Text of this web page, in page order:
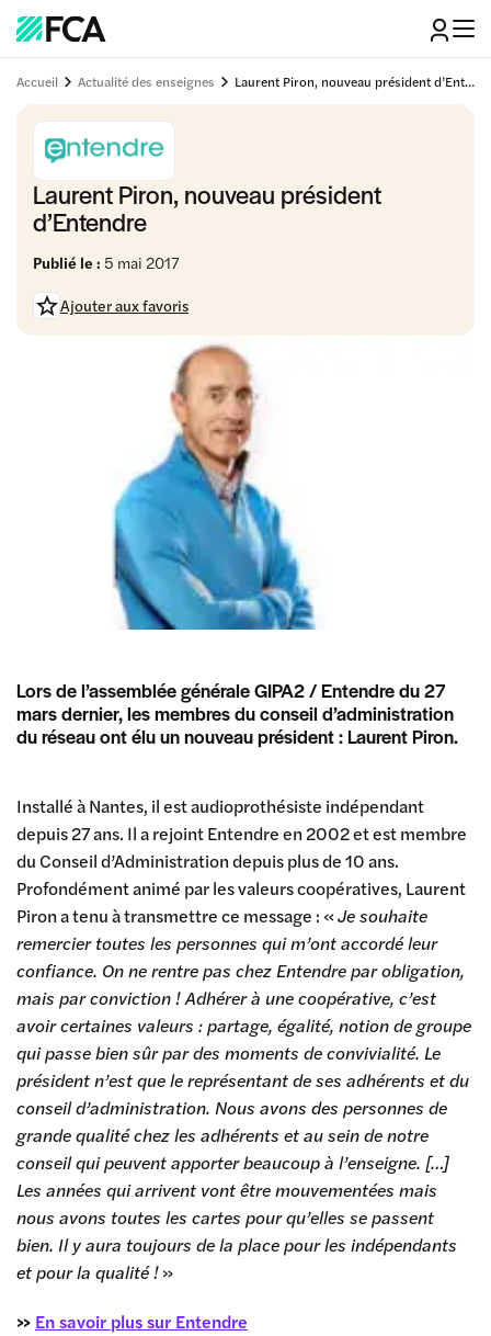
Accueil Actualité des enseignes Laurent Piron, nouveau président d’Entendre
Laurent Piron, nouveau président
d’Entendre
Publié le : 5 mai 2017
Ajouter aux favoris
Lors de l’assemblée générale GIPA2 / Entendre du 27
mars dernier, les membres du conseil d’administration
du réseau ont élu un nouveau président : Laurent Piron.
Installé à Nantes, il est audioprothésiste indépendant
depuis 27 ans. Il a rejoint Entendre en 2002 et est membre
du Conseil d’Administration depuis plus de 10 ans.
Profondément animé par les valeurs coopératives, Laurent
Piron a tenu à transmettre ce message : «Je souhaite
remercier toutes les personnes qui m’ont accordé leur
confiance. On ne rentre pas chez Entendre par obligation,
mais par conviction ! Adhérer à une coopérative, c’est
avoir certaines valeurs : partage, égalité, notion de groupe
qui passe bien sûr par des moments de convivialité. Le
président n’est que le représentant de ses adhérents et du
conseil d’administration. Nous avons des personnes de
grande qualité chez les adhérents et au sein de notre
conseil qui peuvent apporter beaucoup à l’enseigne. […]
Les années qui arrivent vont être mouvementées mais
nous avons toutes les cartes pour qu’elles se passent
bien. Il y aura toujours de la place pour les indépendants
et pour la qualité !»
>> En savoir plus sur Entendre